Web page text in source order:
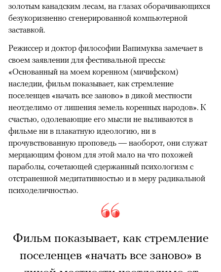
золотым канадским лесам, на глазах оборачивающихся
безукоризненно сгенерированной компьютерной
заставкой.
Режиссер и доктор философии Вапимуква замечает в
своем заявлении для фестивальной прессы:
«Основанный на моем коренном (мичифском)
наследии, фильм показывает, как стремление
поселенцев «начать все заново» в дикой местности
неотделимо от лишения земель коренных народов». К
счастью, одолевающие его мысли не выливаются в
фильме ни в плакатную идеологию, ни в
прочувствованную проповедь — наоборот, они служат
мерцающим фоном для этой мало на что похожей
параболы, сочетающей сдержанный психологизм с
отстраненной медитативностью и в меру радикальной
психоделичностью.
Фильм показывает, как стремление
поселенцев «начать все заново» в